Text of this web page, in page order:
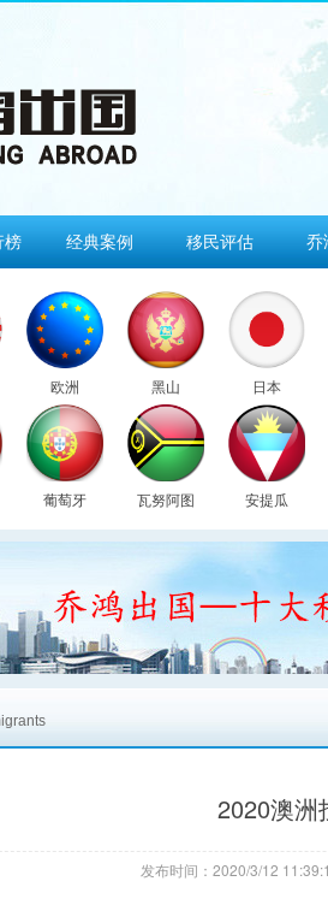
榜 经典案例 移民评估 乔
欧洲 黑山 日本
葡萄牙 瓦努阿图 安提瓜
2020澳洲
发布时间：2020/3/12